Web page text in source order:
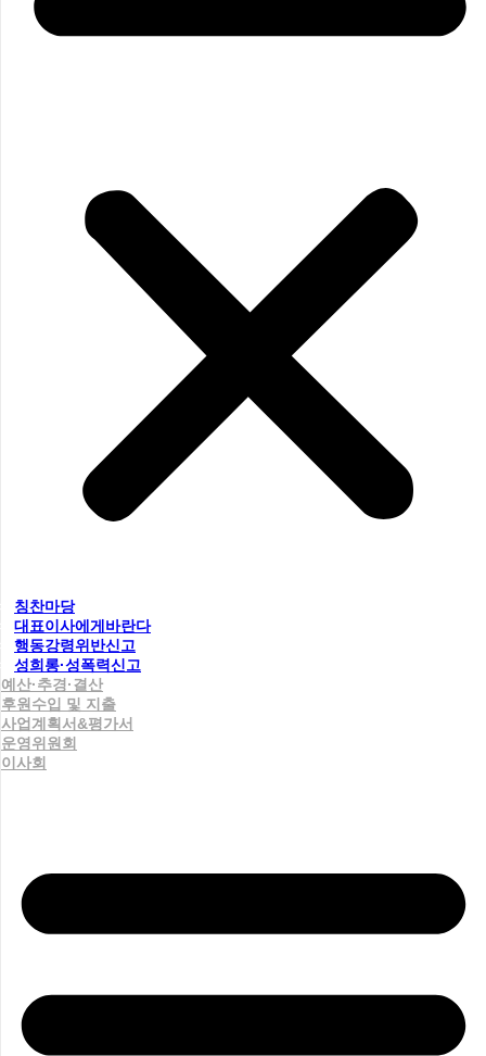
칭찬마당
대표이사에게바란다
행동강령위반신고
성희롱·성폭력신고
예산·추경·결산
후원수입 및 지출
사업계획서&평가서
운영위원회
이사회